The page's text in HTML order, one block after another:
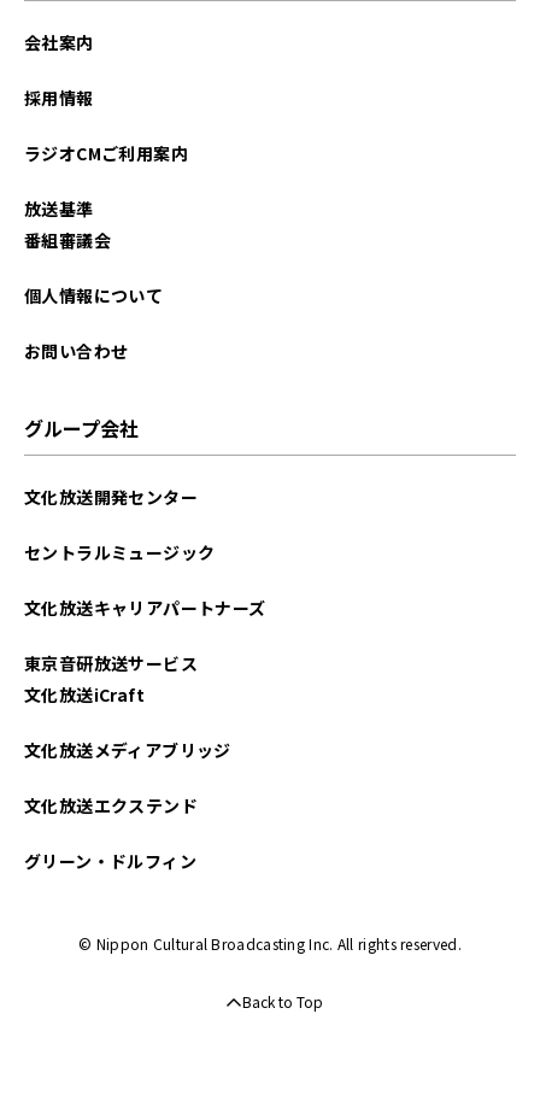
会社案内
採用情報
ラジオCMご利用案内
放送基準
番組審議会
個人情報について
お問い合わせ
グループ会社
文化放送開発センター
セントラルミュージック
文化放送キャリアパートナーズ
東京音研放送サービス
文化放送iCraft
文化放送メディアブリッジ
文化放送エクステンド
グリーン・ドルフィン
© Nippon Cultural Broadcasting Inc. All rights reserved.
Back to Top